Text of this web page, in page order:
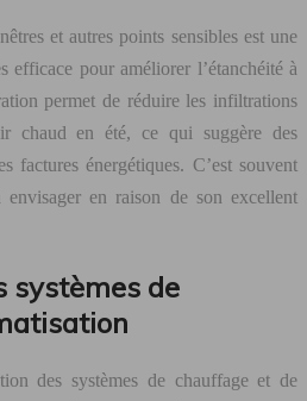
et autres points sensibles est une
efficace pour améliorer l’étanchéité à
permet de réduire les infiltrations
chaud en été, ce qui suggère des
factures énergétiques. C’est souvent
envisager en raison de son excellent
systèmes de
des systèmes de chauffage et de